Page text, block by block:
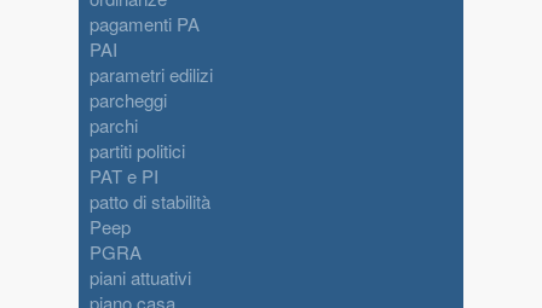
pagamenti PA
PAI
parametri edilizi
parcheggi
parchi
partiti politici
PAT e PI
patto di stabilità
Peep
PGRA
piani attuativi
piano casa